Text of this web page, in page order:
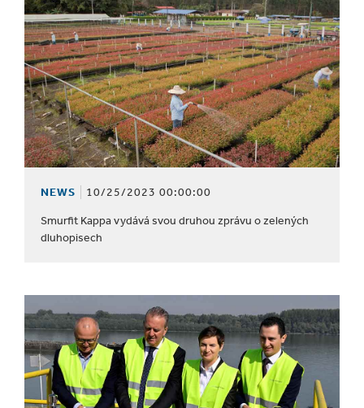
NEWS 10/25/2023 00:00:00
Smurfit Kappa vydává svou druhou zprávu o zelených
dluhopisech